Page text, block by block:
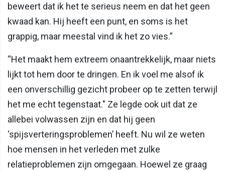
beweert dat ik het te serieus neem en dat het geen
kwaad kan. Hij heeft een punt, en soms is het
grappig, maar meestal vind ik het zo vies.”
“Het maakt hem extreem onaantrekkelijk, maar niets
lijkt tot hem door te dringen. En ik voel me alsof ik
een onverschillig gezicht probeer op te zetten terwijl
het me echt tegenstaat." Ze legde ook uit dat ze
allebei volwassen zijn en dat hij geen
‘spijsverteringsproblemen’ heeft. Nu wil ze weten
hoe mensen in het verleden met zulke
relatieproblemen zijn omgegaan. Hoewel ze graag